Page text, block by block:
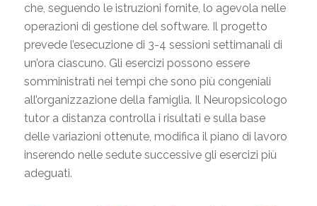
che, seguendo le istruzioni fornite, lo agevola nelle
operazioni di gestione del software. Il progetto
prevede l’esecuzione di 3-4 sessioni settimanali di
un’ora ciascuno. Gli esercizi possono essere
somministrati nei tempi che sono più congeniali
all’organizzazione della famiglia. Il Neuropsicologo
tutor a distanza controlla i risultati e sulla base
delle variazioni ottenute, modifica il piano di lavoro
inserendo nelle sedute successive gli esercizi più
adeguati.